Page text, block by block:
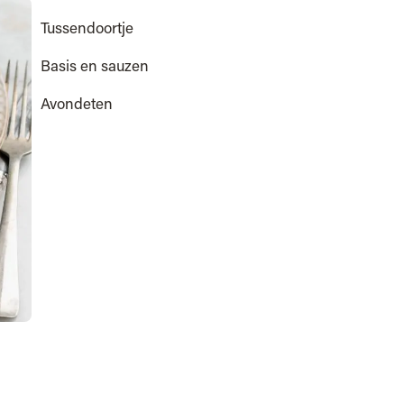
Tussendoortje
Basis en sauzen
Avondeten